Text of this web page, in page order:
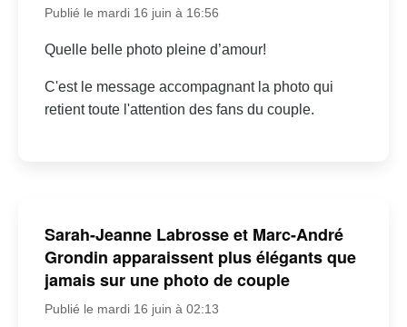
Publié le mardi 16 juin à 16:56
Quelle belle photo pleine d’amour!
C'est le message accompagnant la photo qui
retient toute l'attention des fans du couple.
Sarah-Jeanne Labrosse et Marc-André
Grondin apparaissent plus élégants que
jamais sur une photo de couple
Publié le mardi 16 juin à 02:13